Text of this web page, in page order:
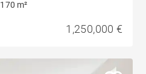
170 m²
1,250,000 €